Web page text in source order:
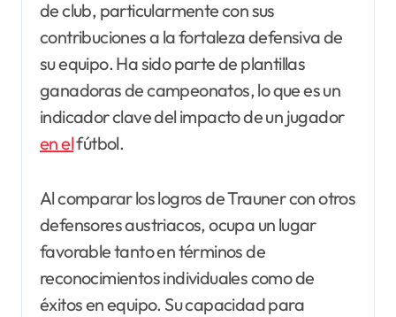
de club, particularmente con sus
contribuciones a la fortaleza defensiva de
su equipo. Ha sido parte de plantillas
ganadoras de campeonatos, lo que es un
indicador clave del impacto de un jugador
en elfútbol.
Al comparar los logros de Trauner con otros
defensores austriacos, ocupa un lugar
favorable tanto en términos de
reconocimientos individuales como de
éxitos en equipo. Su capacidad para